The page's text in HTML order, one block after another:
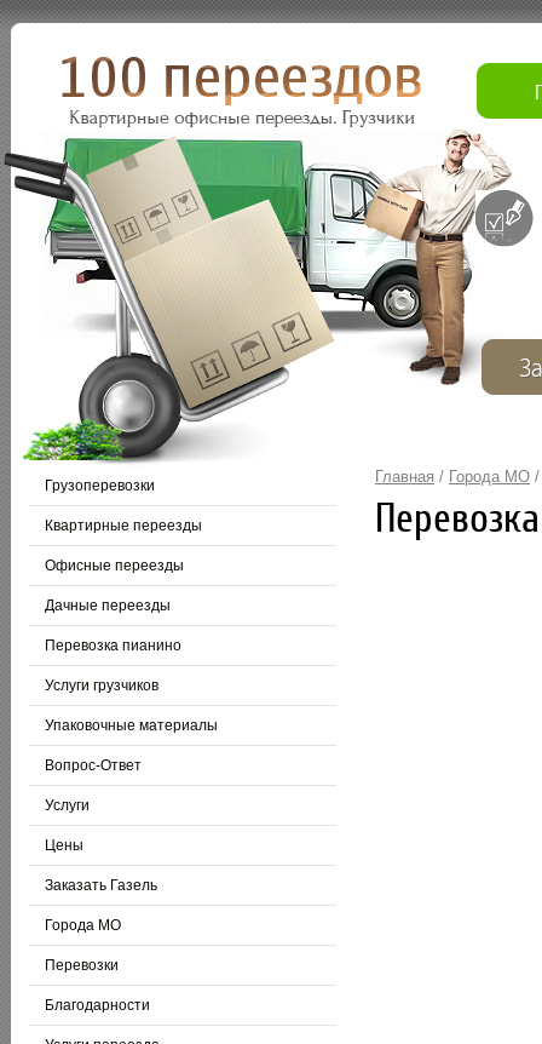
Грузоперевозки
Квартирные переезды
Офисные переезды
Дачные переезды
Перевозка пианино
Услуги грузчиков
Упаковочные материалы
Вопрос-Ответ
Услуги
Цены
Заказать Газель
Города МО
Перевозки
Благодарности
Главная / Города МО